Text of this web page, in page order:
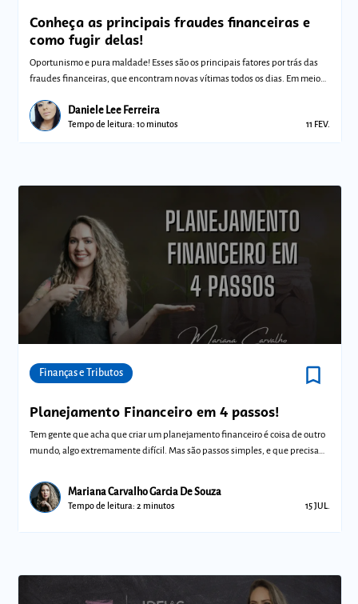
Conheça as principais fraudes financeiras e
como fugir delas!
Oportunismo e pura maldade! Esses são os principais fatores por trás das
fraudes financeiras, que encontram novas vítimas todos os dias. Em meio
Daniele Lee Ferreira
Tempo de leitura: 10 minutos 11 FEV.
Finanças e Tributos bookmark_border
Planejamento Financeiro em 4 passos!
Tem gente que acha que criar um planejamento financeiro é coisa de outro
mundo, algo extremamente difícil. Mas são passos simples, e que precisam
Mariana Carvalho Garcia De Souza
Tempo de leitura: 2 minutos 15 JUL.